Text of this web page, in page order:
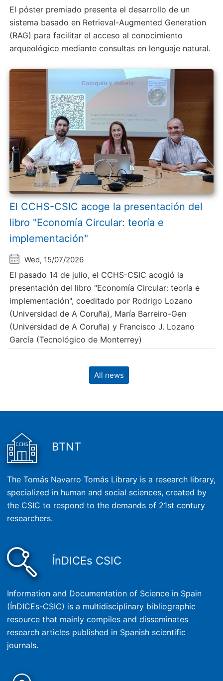
El póster premiado presenta el desarrollo de un
sistema basado en Retrieval-Augmented Generation
(RAG) para facilitar el acceso al conocimiento
arqueológico mediante consultas en lenguaje natural.
El CCHS-CSIC acoge la presentación del
libro "Economía Circular: teoría e
implementación"
Wed, 15/07/2026
El pasado 14 de julio, el CCHS-CSIC acogió la
presentación del libro "Economía Circular: teoría e
implementación", coeditado por Rodrigo Lozano
(Universidad de A Coruña), María Barreiro-Gen
(Universidad de A Coruña) y Francisco J. Lozano
García (Tecnológico de Monterrey)
All news
BTNT
The Tomás Navarro Tomás Library is a research library,
specialized in human and social sciences, created by
the CSIC to respond to the demands of 21st century
researchers.
ÍnDICEs CSIC
Information and Documentation of Science in Spain
(ÍnDICEs-CSIC) is a multidisciplinary bibliographic
resource that mainly compiles and disseminates
research articles published in Spanish scientific
journals.